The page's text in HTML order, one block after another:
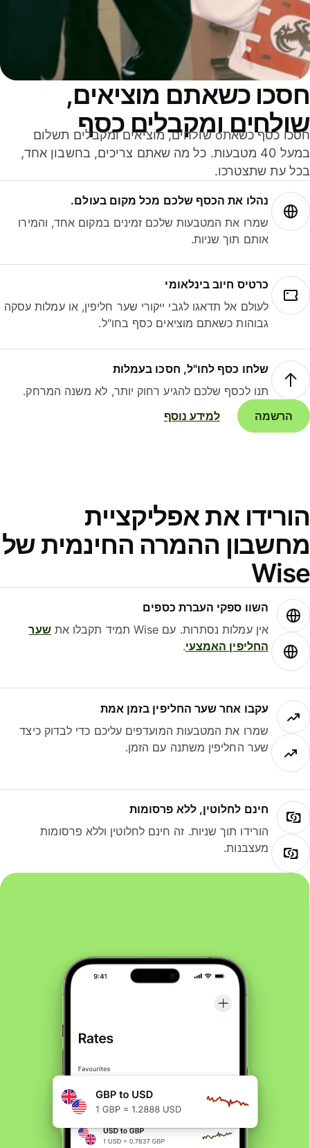
כשאתם מוציאים,
ומקבלים כסף
חסכו כסף כשאתo שולחים, מוציאים ומקבלים תשלום
במעל 40 מטבעות. כל מה שאתם צריכים, בחשבון אחד,
עת שתצטרכו.
נהלו את הכסף שלכם מכל מקום בעולם.
שמרו את המטבעות שלכם זמינים במקום אחד, והמירו
אותם תוך שניות.
כרטיס חיוב בינלאומי
לעולם אל תדאגו לגבי ייקורי שער חליפין, או עמלות עסקה
גבוהות כשאתם מוציאים כסף בחו"ל.
שלחו כסף לחו"ל, חסכו בעמלות
תנו לכסף שלכם להגיע רחוק יותר, לא משנה המרחק.
הרשמה
למידע נוסף
את אפליקציית
ההמרה החינמית של
השוו ספקי העברת כספים
אין עמלות נסתרות. עם Wise תמיד תקבלו את
שער
החליפין האמצעי.
עקבו אחר שער החליפין בזמן אמת
שמרו את המטבעות המועדפים עליכם כדי לבדוק כיצד
שער החליפין משתנה עם הזמן.
חינם לחלוטין, ללא פרסומות
הורידו תוך שניות. זה חינם לחלוטין וללא פרסומות
מעצבנות.